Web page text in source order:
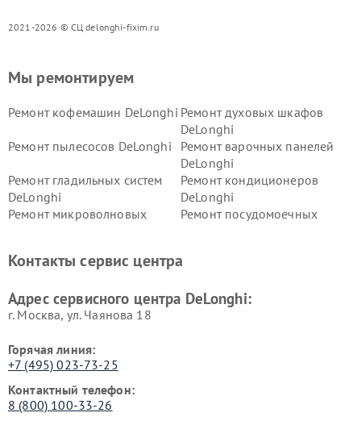
2021-2026 © СЦ delonghi-fixim.ru
Мы ремонтируем
Ремонт кофемашин DeLonghi Ремонт духовых шкафов
DeLonghi
Ремонт пылесосов DeLonghi
Ремонт варочных панелей
DeLonghi
Ремонт гладильных систем
DeLonghi
Ремонт кондиционеров
DeLonghi
Ремонт микроволновых
Ремонт посудомоечных
DeLonghi
DeLonghi
Контакты сервис центра
Адрес сервисного центра DeLonghi:
г. Москва, ул. Чаянова 18
Горячая линия:
+7 (495) 023-73-25
Контактный телефон:
8 (800) 100-33-26